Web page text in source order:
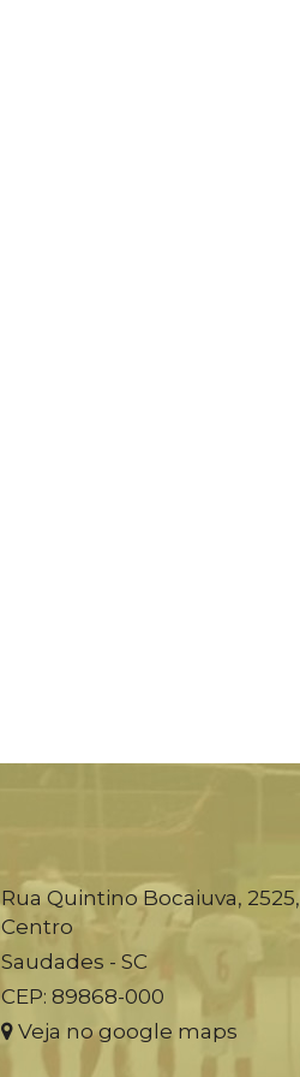
Rua Quintino Bocaiuva, 2525,
Centro
Saudades - SC
CEP: 89868-000
Veja no google maps